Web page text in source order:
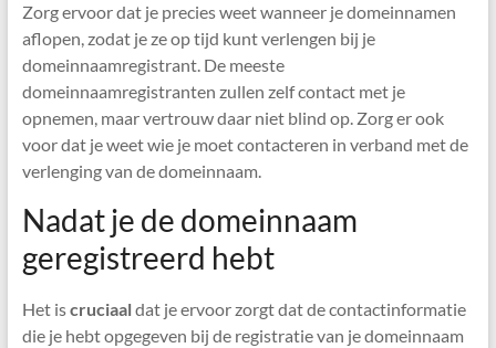
Zorg ervoor dat je precies weet wanneer je domeinnamen
aflopen, zodat je ze op tijd kunt verlengen bij je
domeinnaamregistrant. De meeste
domeinnaamregistranten zullen zelf contact met je
opnemen, maar vertrouw daar niet blind op. Zorg er ook
voor dat je weet wie je moet contacteren in verband met de
verlenging van de domeinnaam.
Nadat je de domeinnaam
geregistreerd hebt
Het iscruciaaldat je ervoor zorgt dat de contactinformatie
die je hebt opgegeven bij de registratie van je domeinnaam